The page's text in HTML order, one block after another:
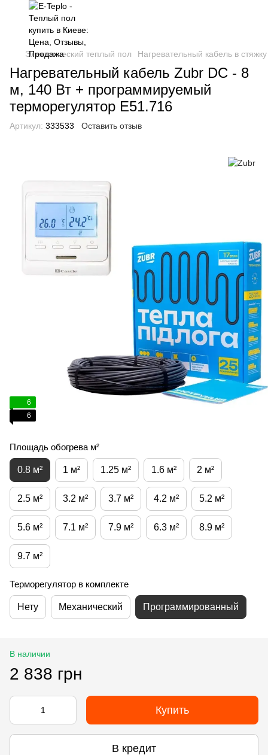
Электрический теплый пол Нагревательный кабель в стяжку
Нагревательный кабель Zubr DC - 8
м, 140 Вт + программируемый
терморегулятор E51.716
Артикул: 333533 Оставить отзыв
6
6
Площадь обогрева м²
0.8 м² 1 м² 1.25 м² 1.6 м² 2 м²
2.5 м² 3.2 м² 3.7 м² 4.2 м² 5.2 м²
5.6 м² 7.1 м² 7.9 м² 6.3 м² 8.9 м²
9.7 м²
Терморегулятор в комплекте
Нету Механический Программированный
В наличии
2 838 грн
Купить
В кредит